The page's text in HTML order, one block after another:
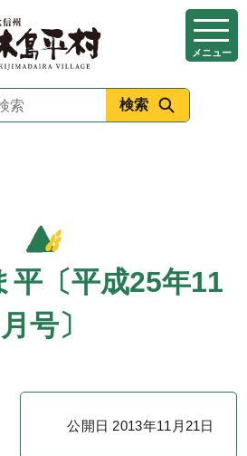
メニュー
平〔平成25年11
月号〕
公開日 2013年11月21日